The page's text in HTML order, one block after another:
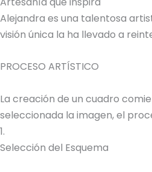
Alejandra es una talentosa
visión única la ha llevado a
PROCESO ARTÍSTICO
La creación de un cuadro
seleccionada la imagen, el
1.
Selección del Esquema